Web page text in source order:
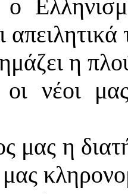
η
νέοι
μας η
μας